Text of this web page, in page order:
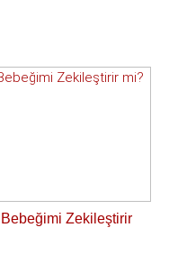
Zekileştirir